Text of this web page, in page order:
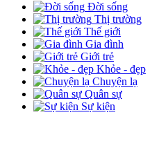
Đời sống
Thị trường
Thế giới
Gia đình
Giới trẻ
Khỏe - đẹp
Chuyện lạ
Quân sự
Sự kiện